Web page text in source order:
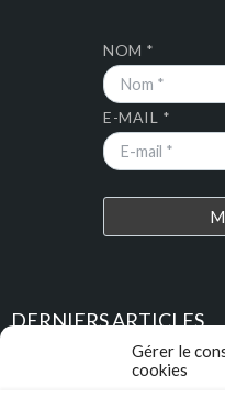
Gérer le
cookies
NOM *
E-MAIL *
DERNIERS ARTICLES
Place au Terroir – TRESSAN